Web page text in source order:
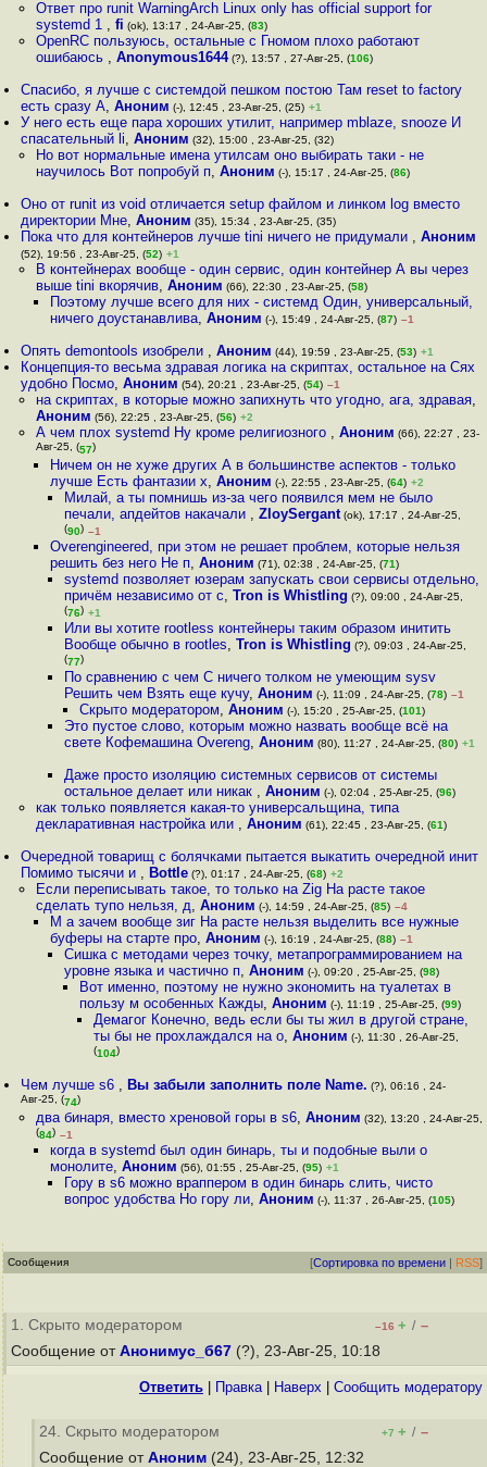
Ответ про runit WarningArch Linux only has official support for
systemd 1 , fi (ok), 13:17 , 24-Авг-25, (83)
OpenRC пользуюсь, остальные с Гномом плохо работают
ошибаюсь , Anonymous1644(?), 13:57 , 27-Авг-25, (106)
Спасибо, я лучше с системдой пешком постою Там reset to factory
есть сразу А,Аноним (-), 12:45 , 23-Авг-25, (25) +1
У него есть еще пара хороших утилит, например mblaze, snooze И
спасательный li,Аноним (32), 15:00 , 23-Авг-25, (32)
Но вот нормальные имена утилсам оно выбирать таки - не
научилось Вот попробуй п, Аноним (-), 15:17 , 24-Авг-25, (86)
Оно от runit из void отличается setup файлом и линком log вместо
директории Мне,Аноним (35), 15:34 , 23-Авг-25, (35)
Пока что для контейнеров лучше tini ничего не придумали ,Аноним
(52), 19:56 , 23-Авг-25, (52) +1
В контейнерах вообще - один сервис, один контейнер А вы через
выше tini вкорячив, Аноним (66), 22:30 , 23-Авг-25, (58)
Поэтому лучше всего для них - системд Один, универсальный,
ничего доустанавлива, Аноним (-), 15:49 , 24-Авг-25, (87) –1
Опять demontools изобрели ,Аноним (44), 19:59 , 23-Авг-25, (53) +1
Концепция-то весьма здравая логика на скриптах, остальное на Сях
удобно Посмо,Аноним (54), 20:21 , 23-Авг-25, (54) –1
на скриптах, в которые можно запихнуть что угодно, ага, здравая,
Аноним (56), 22:25 , 23-Авг-25, (56) +2
А чем плох systemd Ну кроме религиозного , Аноним (66), 22:27 , 23-
Авг-25, (57)
Ничем он не хуже других А в большинстве аспектов - только
лучше Есть фантазии х, Аноним (-), 22:55 , 23-Авг-25, (64) +2
Милай, а ты помнишь из-за чего появился мем не было
печали, апдейтов накачали ,ZloySergant (ok), 17:17 , 24-Авг-25,
(90) –1
Overengineered, при этом не решает проблем, которые нельзя
решить без него Не п, Аноним (71), 02:38 , 24-Авг-25, (71)
systemd позволяет юзерам запускать свои сервисы отдельно,
причём независимо от с,Tron is Whistling (?), 09:00 , 24-Авг-25,
(76) +1
Или вы хотите rootless контейнеры таким образом инитить
Вообще обычно в rootles,Tron is Whistling (?), 09:03 , 24-Авг-25,
(77)
По сравнению с чем С ничего толком не умеющим sysv
Решить чем Взять еще кучу,Аноним (-), 11:09 , 24-Авг-25, (78) –1
Скрыто модератором, Аноним (-), 15:20 , 25-Авг-25, (101)
Это пустое слово, которым можно назвать вообще всё на
свете Кофемашина Overeng,Аноним (80), 11:27 , 24-Авг-25, (80) +1
Даже просто изоляцию системных сервисов от системы
остальное делает или никак ,Аноним (-), 02:04 , 25-Авг-25, (96)
как только появляется какая-то универсальщина, типа
декларативная настройка или , Аноним (61), 22:45 , 23-Авг-25, (61)
Очередной товарищ с болячками пытается выкатить очередной инит
Помимо тысячи и , Bottle (?), 01:17 , 24-Авг-25, (68) +2
Если переписывать такое, то только на Zig На расте такое
сделать тупо нельзя, д, Аноним (-), 14:59 , 24-Авг-25, (85) –4
М а зачем вообще зиг На расте нельзя выделить все нужные
буферы на старте про, Аноним (-), 16:19 , 24-Авг-25, (88) –1
Сишка с методами через точку, метапрограммированием на
уровне языка и частично п,Аноним (-), 09:20 , 25-Авг-25, (98)
Вот именно, поэтому не нужно экономить на туалетах в
пользу м особенных Кажды, Аноним (-), 11:19 , 25-Авг-25, (99)
Демагог Конечно, ведь если бы ты жил в другой стране,
ты бы не прохлаждался на о, Аноним (-), 11:30 , 26-Авг-25,
(104)
Чем лучше s6 , Вы забыли заполнить поле Name. (?), 06:16 , 24-
Авг-25, (74)
два бинаря, вместо хреновой горы в s6, Аноним (32), 13:20 , 24-Авг-25,
(84) –1
когда в systemd был один бинарь, ты и подобные выли о
монолите, Аноним (56), 01:55 , 25-Авг-25, (95) +1
Гору в s6 можно враппером в один бинарь слить, чисто
вопрос удобства Но гору ли,Аноним (-), 11:37 , 26-Авг-25, (105)
Сообщения [Сортировка по времени | RSS]
1. Скрыто модератором –16 + / –
Сообщение от Анонимус_б67 (?), 23-Авг-25, 10:18
Ответить Правка| Наверх Cообщить модератору
24. Скрыто модератором +7 + / –
Сообщение от Аноним (24), 23-Авг-25, 12:32